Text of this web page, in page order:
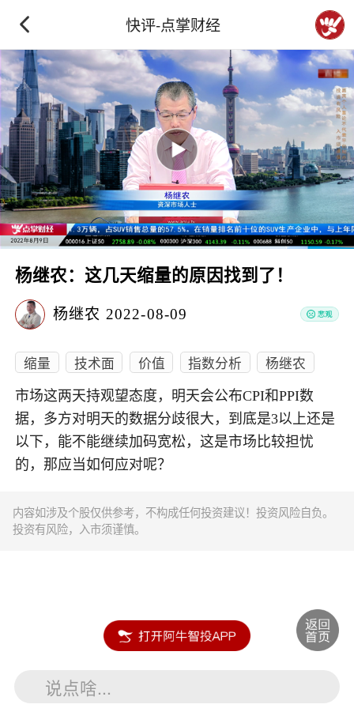
快评-点掌财经
杨继农：这几天缩量的原因找到了！
杨继农 2022-08-09
缩量 技术面 价值 指数分析 杨继农
市场这两天持观望态度，明天会公布CPI和PPI数
据，多方对明天的数据分歧很大，到底是3以上还是
以下，能不能继续加码宽松，这是市场比较担忧
的，那应当如何应对呢？
内容如涉及个股仅供参考，不构成任何投资建议！投资风险自负。
投资有风险，入市须谨慎。
说点啥...